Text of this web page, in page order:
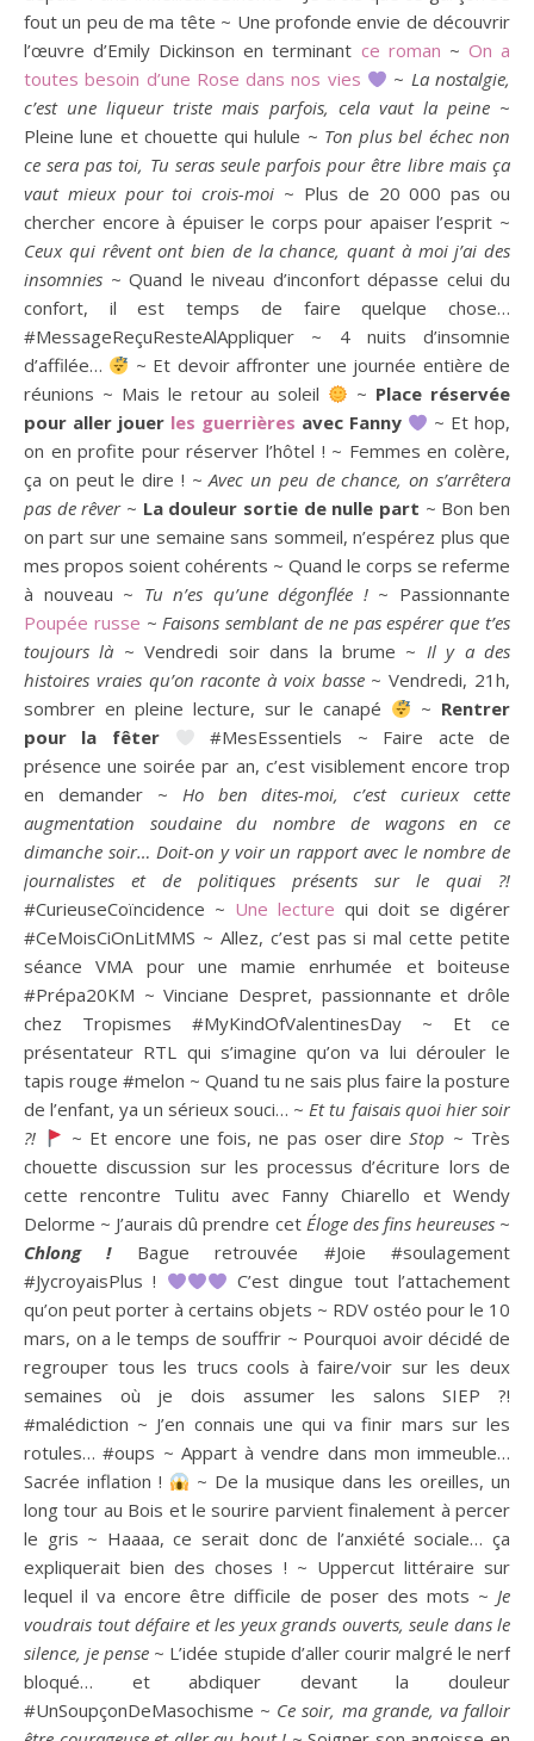
fout un peu de ma tête ~ Une profonde envie de découvrir
l’œuvre d’Emily Dickinson en terminant ce roman ~ On a
toutes besoin d’une Rose dans nos vies
~ La nostalgie,
c’est une liqueur triste mais parfois, cela vaut la peine~
Pleine lune et chouette qui hulule ~ Ton plus bel échec non
ce sera pas toi, Tu seras seule parfois pour être libre mais ça
vaut mieux pour toi crois-moi ~ Plus de 20 000 pas ou
chercher encore à épuiser le corps pour apaiser l’esprit ~
Ceux qui rêvent ont bien de la chance, quant à moi j’ai des
insomnies ~ Quand le niveau d’inconfort dépasse celui du
confort, il est temps de faire quelque chose…
#MessageReçuResteAlAppliquer ~ 4 nuits d’insomnie
d’affilée…
~ Et devoir affronter une journée entière de
réunions ~ Mais le retour au soleil
~ Place réservée
pour aller jouer les guerrières avec Fanny
~ Et hop,
on en profite pour réserver l’hôtel ! ~ Femmes en colère,
ça on peut le dire ! ~Avec un peu de chance, on s’arrêtera
pas de rêver~ La douleur sortie de nulle part ~ Bon ben
on part sur une semaine sans sommeil, n’espérez plus que
mes propos soient cohérents ~ Quand le corps se referme
à nouveau ~ Tu n’es qu’une dégonflée !~ Passionnante
Poupée russe ~Faisons semblant de ne pas espérer que t’es
toujours là ~ Vendredi soir dans la brume ~ Il y a des
histoires vraies qu’on raconte à voix basse~ Vendredi, 21h,
sombrer en pleine lecture, sur le canapé
~ Rentrer
pour la fêter
#MesEssentiels ~ Faire acte de
présence une soirée par an, c’est visiblement encore trop
en demander ~ Ho ben dites-moi, c’est curieux cette
augmentation soudaine du nombre de wagons en ce
dimanche soir… Doit-on y voir un rapport avec le nombre de
journalistes et de politiques présents sur le quai ?!
#CurieuseCoïncidence ~ Une lecture qui doit se digérer
#CeMoisCiOnLitMMS ~ Allez, c’est pas si mal cette petite
séance VMA pour une mamie enrhumée et boiteuse
#Prépa20KM ~ Vinciane Despret, passionnante et drôle
chez Tropismes #MyKindOfValentinesDay ~ Et ce
présentateur RTL qui s’imagine qu’on va lui dérouler le
tapis rouge #melon ~ Quand tu ne sais plus faire la posture
de l’enfant, ya un sérieux souci… ~Et tu faisais quoi hier soir
?!
~ Et encore une fois, ne pas oser direStop ~ Très
chouette discussion sur les processus d’écriture lors de
cette rencontre Tulitu avec Fanny Chiarello et Wendy
Delorme ~ J’aurais dû prendre cet Éloge des fins heureuses~
Chlong !Bague retrouvée #Joie #soulagement
#JycroyaisPlus !
C’est dingue tout l’attachement
qu’on peut porter à certains objets ~ RDV ostéo pour le 10
mars, on a le temps de souffrir ~ Pourquoi avoir décidé de
regrouper tous les trucs cools à faire/voir sur les deux
semaines où je dois assumer les salons SIEP ?!
#malédiction ~ J’en connais une qui va finir mars sur les
rotules… #oups ~ Appart à vendre dans mon immeuble…
Sacrée inflation !
~ De la musique dans les oreilles, un
long tour au Bois et le sourire parvient finalement à percer
le gris ~ Haaaa, ce serait donc de l’anxiété sociale… ça
expliquerait bien des choses ! ~ Uppercut littéraire sur
lequel il va encore être difficile de poser des mots ~ Je
voudrais tout défaire et les yeux grands ouverts, seule dans le
silence, je pense ~ L’idée stupide d’aller courir malgré le nerf
bloqué… et abdiquer devant la douleur
#UnSoupçonDeMasochisme ~ Ce soir, ma grande, va falloir